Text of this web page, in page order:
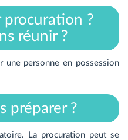
?
réunir ?
une personne en possession
préparer ?
La procuration peut se